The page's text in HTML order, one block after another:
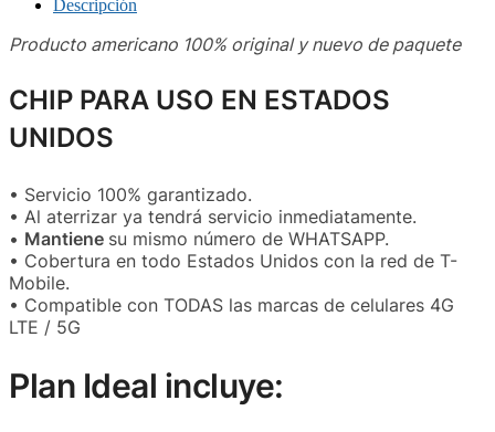
Descripción
Producto americano 100% original y nuevo de paquete
CHIP PARA USO EN ESTADOS
UNIDOS
• Servicio 100% garantizado.
• Al aterrizar ya tendrá servicio inmediatamente.
• Mantiene su mismo número de WHATSAPP.
• Cobertura en todo Estados Unidos con la red de T-
Mobile.
• Compatible con TODAS las marcas de celulares 4G
LTE / 5G
Plan Ideal incluye: